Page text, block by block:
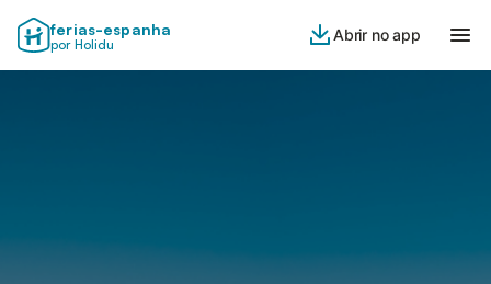
ferias-espanha
por Holidu
Abrir no app